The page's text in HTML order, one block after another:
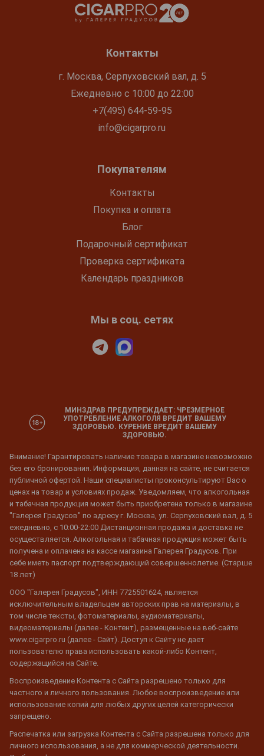
Контакты
г. Москва, Серпуховский вал, д. 5
Ежедневно с 10:00 до 22:00
+7(495) 644-59-95
info@cigarpro.ru
Покупателям
Контакты
Покупка и оплата
Блог
Подарочный сертификат
Проверка сертификата
Календарь праздников
Мы в соц. сетях
МИНЗДРАВ ПРЕДУПРЕЖДАЕТ: ЧРЕЗМЕРНОЕ
УПОТРЕБЛЕНИЕ АЛКОГОЛЯ ВРЕДИТ ВАШЕМУ
ЗДОРОВЬЮ. КУРЕНИЕ ВРЕДИТ ВАШЕМУ
ЗДОРОВЬЮ.
Внимание! Гарантировать наличие товара в магазине невозможно
без его бронирования. Информация, данная на сайте, не считается
публичной офертой. Наши специалисты проконсультируют Вас о
ценах на товар и условиях продаж. Уведомляем, что алкогольная
и табачная продукция может быть приобретена только в магазине
"Галерея Градусов" по адресу г. Москва, ул. Серпуховский вал, д. 5
ежедневно, с 10:00-22:00 Дистанционная продажа и доставка не
осуществляется. Алкогольная и табачная продукция может быть
получена и оплачена на кассе магазина Галерея Градусов. При
себе иметь паспорт подтверждающий совершеннолетие. (Старше
18 лет)
ООО "Галерея Градусов", ИНН 7725501624, является
исключительным владельцем авторских прав на материалы, в
том числе тексты, фотоматериалы, аудиоматериалы,
видеоматериалы (далее - Контент), размещенные на веб-сайте
www.cigarpro.ru (далее - Сайт). Доступ к Сайту не дает
пользователю права использовать какой-либо Контент,
содержащийся на Сайте.
Воспроизведение Контента с Сайта разрешено только для
частного и личного пользования. Любое воспроизведение или
использование копий для любых других целей категорически
запрещено.
Распечатка или загрузка Контента с Сайта разрешена только для
личного использования, а не для коммерческой деятельности.